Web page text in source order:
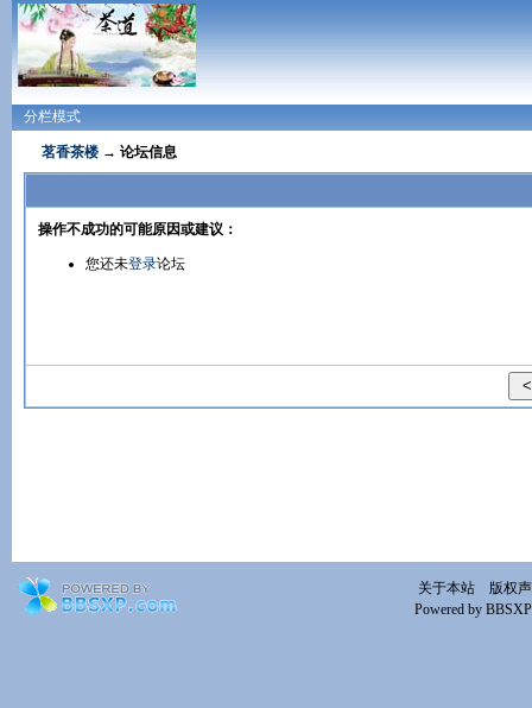
分栏模式
茗香茶楼 → 论坛信息
操作不成功的可能原因或建议：
您还未登录论坛
关于本站
版权
Powered by